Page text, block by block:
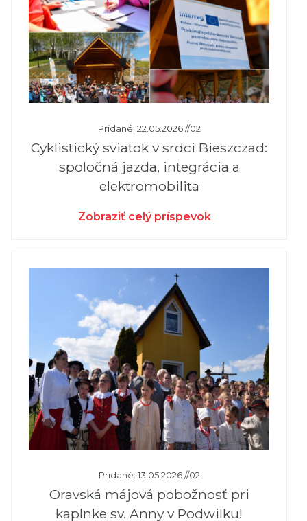
Pridané: 22.05.2026 //02
Cyklistický sviatok v srdci Bieszczad:
spoločná jazda, integrácia a
elektromobilita
Zobraziť celý príspevok
Pridané: 13.05.2026 //02
Oravská májová pobožnosť pri
kaplnke sv. Anny v Podwilku!